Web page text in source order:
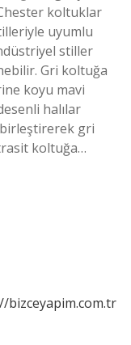
koltuklar
uyumlu
stiller
Gri koltuğa
koyu mavi
halılar
gri
koltuğa…
bizceyapim.com.tr